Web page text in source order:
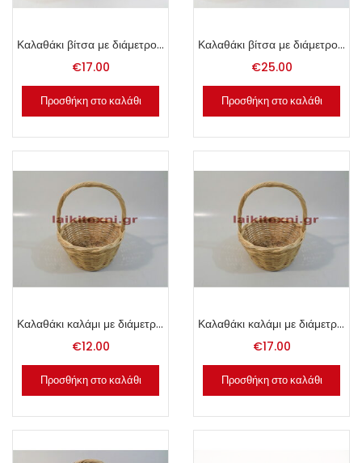
Καλαθάκι βίτσα με διάμετρο 24cm.
€17.00
Προσθήκη στο καλάθι
Καλαθάκι βίτσα με διάμετρο 30cm.
€25.00
Προσθήκη στο καλάθι
Καλαθάκι καλάμι με διάμετρο 24cm.
€12.00
Προσθήκη στο καλάθι
Καλαθάκι καλάμι με διάμετρο 28cm.
€17.00
Προσθήκη στο καλάθι